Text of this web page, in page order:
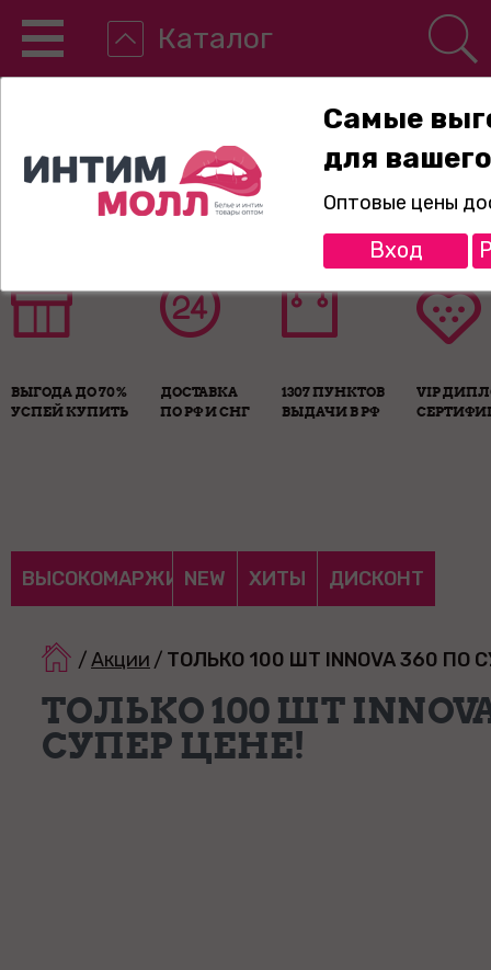
Каталог
8-800-775-89-65
ВЫГОДА ДО 70%
УСПЕЙ КУПИТЬ
ДОСТАВКА
ПО РФ И СНГ
1307 ПУНКТОВ
ВЫДАЧИ В РФ
VIP
ВЫСОКОМАРЖИНАЛЬНЫЕ
NEW ХИТЫ ДИСКОНТ
/Акции / ТОЛЬКО 100 ШТ INNOVA 360 ПО
ТОЛЬКО 100 ШТ
СУПЕР ЦЕНЕ!
Самые
для
Оптовые цены
Вход